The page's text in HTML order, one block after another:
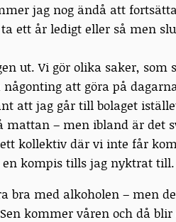
jag nog ändå att
ett år ledigt eller så men
ut. Vi gör olika saker,
att göra på
att jag går till bolaget
– men ibland är det
kollektiv där vi inte får
kompis tills jag nyktrat till.
bra med alkoholen – men
kommer våren och då